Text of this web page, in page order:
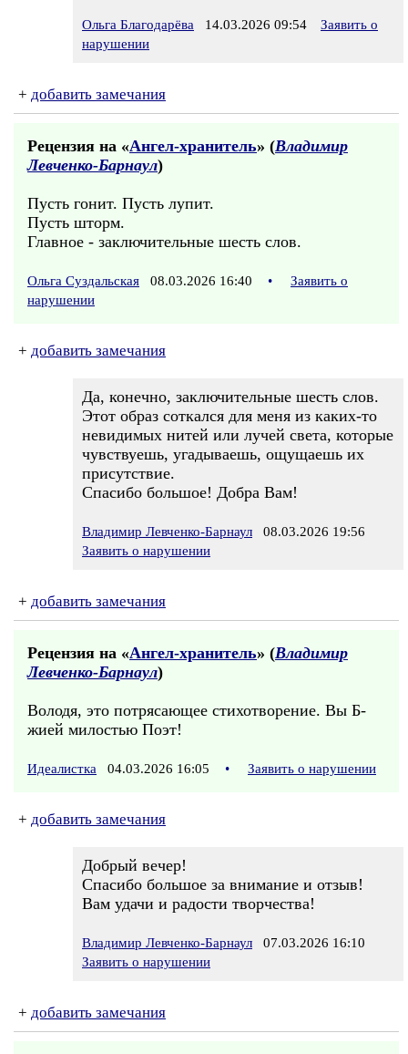
Ольга Благодарёва 14.03.2026 09:54
Заявить о
нарушении
+ добавить замечания
Рецензия на «Ангел-хранитель» (Владимир
Левченко-Барнаул)
Пусть гонит. Пусть лупит.
Пусть шторм.
Главное - заключительные шесть слов.
Ольга Суздальская 08.03.2026 16:40 •
Заявить о
нарушении
+ добавить замечания
Да, конечно, заключительные шесть слов.
Этот образ соткался для меня из каких-то
невидимых нитей или лучей света, которые
чувствуешь, угадываешь, ощущаешь их
присутствие.
Спасибо большое! Добра Вам!
Владимир Левченко-Барнаул 08.03.2026 19:56
Заявить о нарушении
+ добавить замечания
Рецензия на «Ангел-хранитель» (Владимир
Левченко-Барнаул)
Володя, это потрясающее стихотворение. Вы Б-
жией милостью Поэт!
Идеалистка 04.03.2026 16:05 • Заявить о нарушении
+ добавить замечания
Добрый вечер!
Спасибо большое за внимание и отзыв!
Вам удачи и радости творчества!
Владимир Левченко-Барнаул 07.03.2026 16:10
Заявить о нарушении
+ добавить замечания